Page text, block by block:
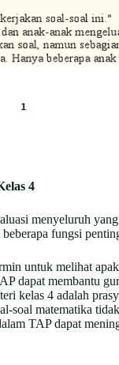
4
menyeluruh
fungsi
untuk melihat
dapat membantu
kelas 4 adalah
soal matematika
TAP dapat